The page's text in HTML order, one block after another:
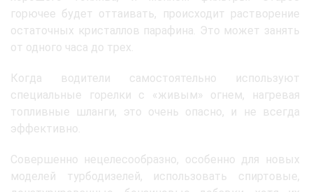
горючее будет оттаивать, происходит растворение
остаточных кристаллов парафина. Это может занять
от одного часа до трех.
Когда водители самостоятельно используют
специальные горелки с «живым» огнем, нагревая
топливные шланги, это очень опасно, и не всегда
эффективно.
Совершенно нецелесообразно, особенно для новых
моделей турбодизелей, использовать спиртовые,